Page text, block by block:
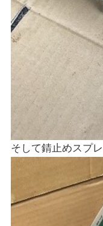
そして錆止めスプ